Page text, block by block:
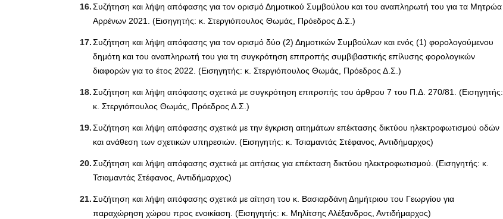
Συζήτηση και λήψη απόφασης για τον ορισμό Δημοτικού Συμβούλου και του αναπληρωτή του για τα Μητρώα
Αρρένων 2021. (Εισηγητής: κ. Στεργιόπουλος Θωμάς, Πρόεδρος Δ.Σ.)
Συζήτηση και λήψη απόφασης για τον ορισμό δύο (2) Δημοτικών Συμβούλων και ενός (1) φορολογούμενου
δημότη και του αναπληρωτή του για τη συγκρότηση επιτροπής συμβιβαστικής επίλυσης φορολογικών
διαφορών για το έτος 2022. (Εισηγητής: κ. Στεργιόπουλος Θωμάς, Πρόεδρος Δ.Σ.)
Συζήτηση και λήψη απόφασης σχετικά με συγκρότηση επιτροπής του άρθρου 7 του Π.Δ. 270/81. (Εισηγητής:
κ. Στεργιόπουλος Θωμάς, Πρόεδρος Δ.Σ.)
Συζήτηση και λήψη απόφασης σχετικά με την έγκριση αιτημάτων επέκτασης δικτύου ηλεκτροφωτισμού οδών
και ανάθεση των σχετικών υπηρεσιών. (Εισηγητής: κ. Τσιαμαντάς Στέφανος, Αντιδήμαρχος)
Συζήτηση και λήψη απόφασης σχετικά με αιτήσεις για επέκταση δικτύου ηλεκτροφωτισμού. (Εισηγητής: κ.
Τσιαμαντάς Στέφανος, Αντιδήμαρχος)
Συζήτηση και λήψη απόφασης σχετικά με αίτηση του κ. Βασιαρδάνη Δημήτριου του Γεωργίου για
παραχώρηση χώρου προς ενοικίαση. (Εισηγητής: κ. Μηλίτσης Αλέξανδρος, Αντιδήμαρχος)